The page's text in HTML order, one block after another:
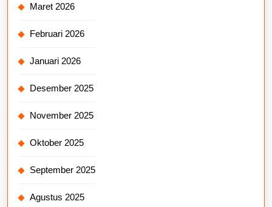
Maret 2026
Februari 2026
Januari 2026
Desember 2025
November 2025
Oktober 2025
September 2025
Agustus 2025